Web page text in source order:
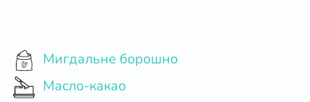
Мигдальне борошно
Масло-какао